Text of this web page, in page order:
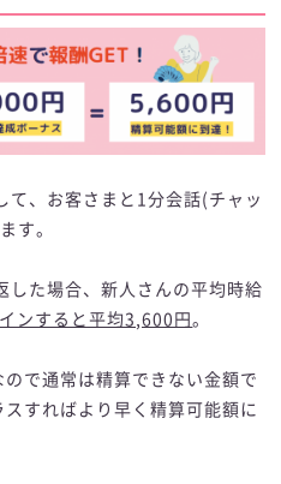
て、お客さまと1分会話(チャッ
す。
た場合、新人さんの平均時給
ンすると平均3,600円。
で通常は精算できない金額で
すればより早く精算可能額に